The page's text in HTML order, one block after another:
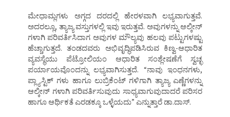
ಮೇಧಾಮ್ಲಗಳು ಅಗ್ಗದ ದರದಲ್ಲಿ ಹೇರಳವಾಗಿ ಲಭ್ಯವಾಗುತ್ತವೆ.
ಅದರಲ್ಲೂ, ತ್ಯಾಜ್ಯ ವಸ್ತುಗಳಲ್ಲಿ ಇವು ಇರುತ್ತವೆ. ಅವುಗಳನ್ನು ಆಲ್ಕೀನ್
ಗಳಾಗಿ ಪರಿವರ್ತಿಸಿದಾಗ ಅವುಗಳ ಮೌಲ್ಯವು ಹಲವು ಪಟ್ಟುಗಳಷ್ಟು
ಹೆಚ್ಚಾಗುತ್ತದೆ. ತಂಡದವರು ಅಭಿವೃದ್ಧಿಪಡಿಸಿರುವ ಕಿಣ್ವ-ಆಧಾರಿತ
ವ್ಯವಸ್ಥೆಯು ಪೆಟ್ರೋಲಿಯಂ ಆಧಾರಿತ ಸಂಶ್ಲೇಷಣೆಗೆ ಸ್ವಚ್ಛ
ಪರ್ಯಾಯವೊಂದನ್ನು ಲಭ್ಯವಾಗಿಸುತ್ತದೆ. “ನಾವು ಇಂಧನಗಳು,
ಪ್ಲ್ಯಾಸ್ಟಿಕ್ ಗಳು ಹಾಗೂ ಲುಬ್ರಿಕೆಂಟ್ ಗಳಿಗಾಗಿ ತ್ಯಾಜ್ಯ ಎಣ್ಣೆಗಳನ್ನು
ಆಲ್ಕೀನ್ ಗಳಾಗಿ ಪರಿವರ್ತಿಸುವುದು ಸಾಧ್ಯವಾಗುವುದಾದರೆ ಪರಿಸರ
ಹಾಗೂ ಆರ್ಥಿಕತೆ ಎರಡಕ್ಕೂ ಒಳ್ಳೆಯದು” ಎನ್ನುತ್ತಾರೆ ಡಾ.ದಾಸ್.